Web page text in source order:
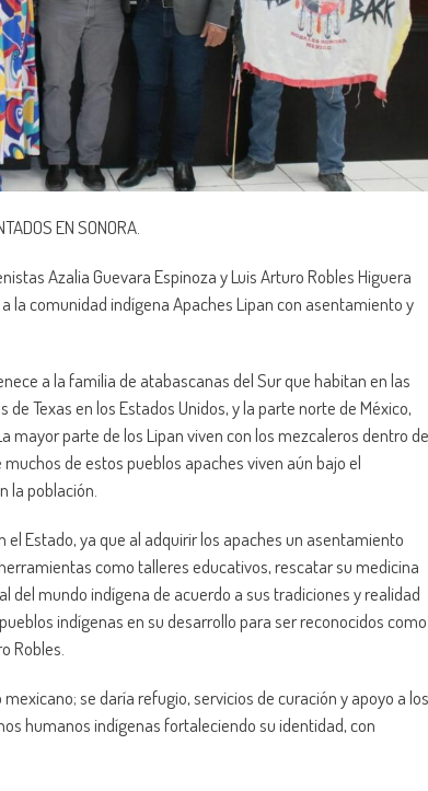
EN SONORA.
Azalia Guevara Espinoza y Luis Arturo Robles Higuera
la comunidad indígena Apaches Lipan con asentamiento y
a la familia de atabascanas del Sur que habitan en las
Texas en los Estados Unidos, y la parte norte de México,
mayor parte de los Lipan viven con los mezcaleros dentro de
de estos pueblos apaches viven aún bajo el
la población.
Estado, ya que al adquirir los apaches un asentamiento
como talleres educativos, rescatar su medicina
mundo indígena de acuerdo a sus tradiciones y realidad
indígenas en su desarrollo para ser reconocidos como
Robles.
se daría refugio, servicios de curación y apoyo a los
humanos indígenas fortaleciendo su identidad, con